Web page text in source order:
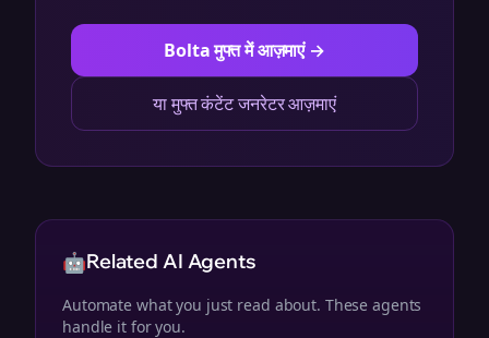
Bolta मुफ्त में आज़माएं →
या मुफ्त कंटेंट जनरेटर आज़माएं
🤖Related AI Agents
Automate what you just read about. These agents
handle it for you.